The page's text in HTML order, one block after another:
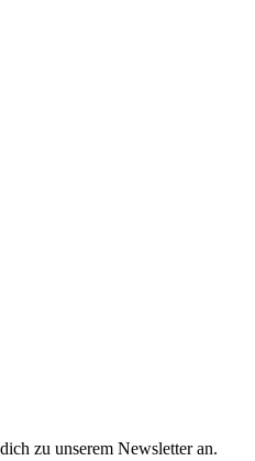
zu unserem Newsletter an.